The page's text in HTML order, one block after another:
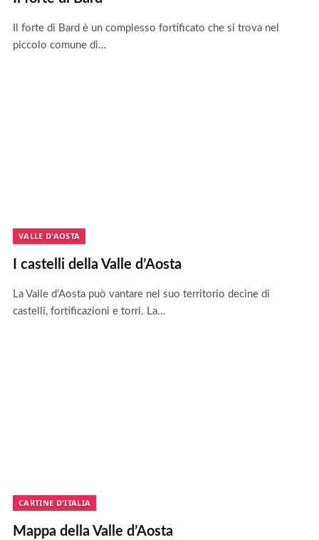
Il forte di Bard è un complesso fortificato che si trova nel
piccolo comune di…
VALLE D'AOSTA
I castelli della Valle d’Aosta
La Valle d’Aosta può vantare nel suo territorio decine di
castelli, fortificazioni e torri. La…
CARTINE D'ITALIA
Mappa della Valle d’Aosta